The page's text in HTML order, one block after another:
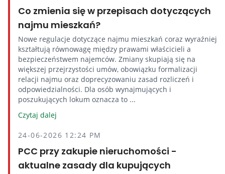
Co zmienia się w przepisach dotyczących
najmu mieszkań?
Nowe regulacje dotyczące najmu mieszkań coraz wyraźniej
kształtują równowagę między prawami właścicieli a
bezpieczeństwem najemców. Zmiany skupiają się na
większej przejrzystości umów, obowiązku formalizacji
relacji najmu oraz doprecyzowaniu zasad rozliczeń i
odpowiedzialności. Dla osób wynajmujących i
poszukujących lokum oznacza to ...
Czytaj dalej
24-06-2026 12:24 PM
PCC przy zakupie nieruchomości -
aktualne zasady dla kupujących